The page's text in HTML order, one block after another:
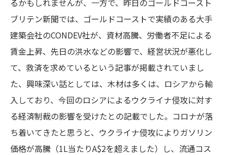
るかもしれませんが、一方で、昨日のゴールドコースト
ブリテン新聞では、ゴールドコーストで実績のある大手
建築会社のCONDEV社が、資材高騰、労働者不足による
賃金上昇、先日の洪水などの影響で、経営状況が悪化し
て、救済を求めているという記事が掲載されていまし
た、興味深い話としては、木材は多くは、ロシアから輸
入しており、今回のロシアによるウクライナ侵攻に対す
る経済制裁の影響を受けたとの記載でした。コロナが落
ち着いてきたと思うと、ウクライナ侵攻によりガソリン
価格が高騰（1L当たりA$2を超えました）し、流通コス